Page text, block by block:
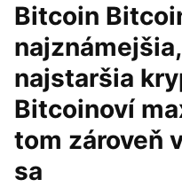
Bitcoin
najstaršia
Bitcoinoví
tom zároveň
sa